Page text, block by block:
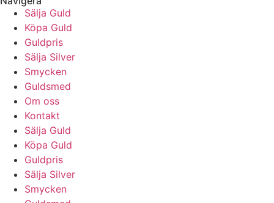
Sälja Guld
Köpa Guld
Guldpris
Sälja Silver
Smycken
Guldsmed
Om oss
Kontakt
Sälja Guld
Köpa Guld
Guldpris
Sälja Silver
Smycken